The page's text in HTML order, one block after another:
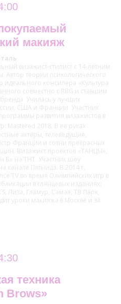
макияж
визажист-стилист с 14-летним
Автор теории психологического
идеального консилера «Культура
совместно с RBG и ставшим
Училась у лучших
США и Франции. Участник
развития визажистов в
Mastered 2018. В ее руках
актёры, телеведущие,
Франции и сотни прекрасных
Визажист проектов «ТАНЦЫ»,
Б» на ТНТ. Участник шоу
канале Пятница. В 2014 г.
TV во время Олимпийских игр в
в глянцевых изданиях:
Лиза, Гламур, Самая, ТВ Парк,
уроки макияжа в Москве и за
техника
Brows»